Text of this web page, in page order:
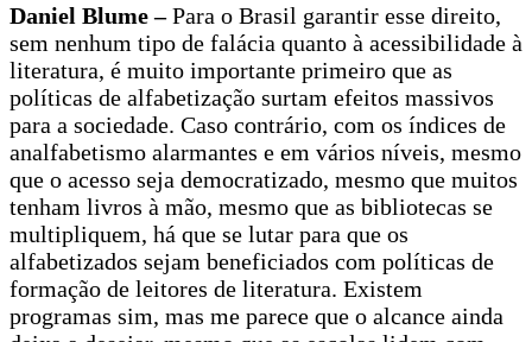
Daniel Blume –Para o Brasil garantir esse direito,
sem nenhum tipo de falácia quanto à acessibilidade à
literatura, é muito importante primeiro que as
políticas de alfabetização surtam efeitos massivos
para a sociedade. Caso contrário, com os índices de
analfabetismo alarmantes e em vários níveis, mesmo
que o acesso seja democratizado, mesmo que muitos
tenham livros à mão, mesmo que as bibliotecas se
multipliquem, há que se lutar para que os
alfabetizados sejam beneficiados com políticas de
formação de leitores de literatura. Existem
programas sim, mas me parece que o alcance ainda